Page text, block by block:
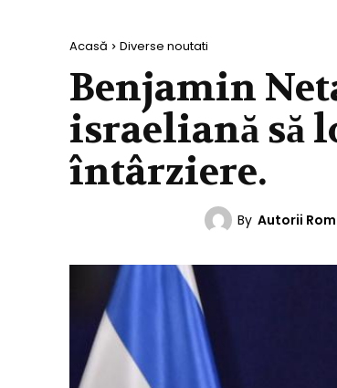
Acasă Diverse noutati
Benjamin
israeliană să
întârziere.
By Autorii